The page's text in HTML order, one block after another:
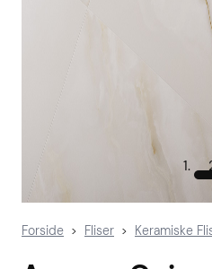
Forside > Fliser > Keramiske